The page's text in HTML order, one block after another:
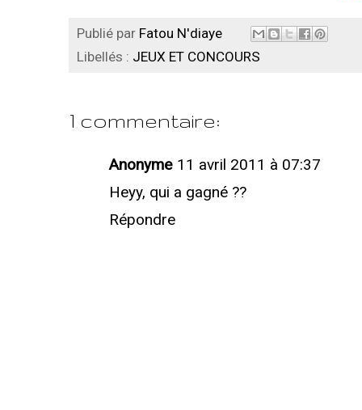
Publié par Fatou N'diaye
Libellés : JEUX ET CONCOURS
1 commentaire:
Anonyme 11 avril 2011 à 07:37
Heyy, qui a gagné ??
Répondre